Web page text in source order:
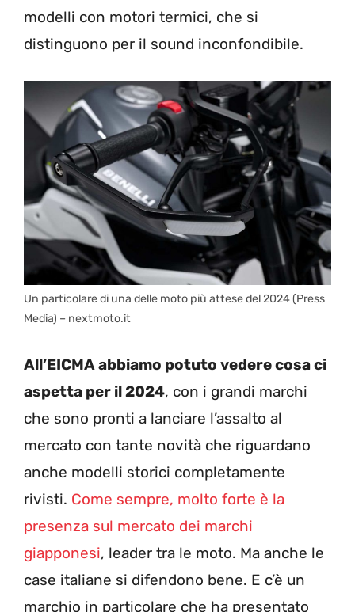
modelli con motori termici, che si
distinguono per il sound inconfondibile.
Un particolare di una delle moto più attese del 2024 (Press
Media) – nextmoto.it
All’EICMA abbiamo potuto vedere cosa ci
aspetta per il 2024, con i grandi marchi
che sono pronti a lanciare l’assalto al
mercato con tante novità che riguardano
anche modelli storici completamente
rivisti. Come sempre, molto forte è la
presenza sul mercato dei marchi
giapponesi, leader tra le moto. Ma anche le
case italiane si difendono bene. E c’è un
marchio in particolare che ha presentato